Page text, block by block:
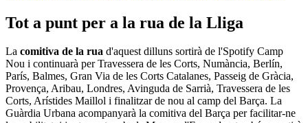
Tot a punt per a la rua de la Lliga
La comitiva de la rua d'aquest dilluns sortirà de l'Spotify Camp
Nou i continuarà per Travessera de les Corts, Numància, Berlín,
París, Balmes, Gran Via de les Corts Catalanes, Passeig de Gràcia,
Provença, Aribau, Londres, Avinguda de Sarrià, Travessera de les
Corts, Arístides Maillol i finalitzar de nou al camp del Barça. La
Guàrdia Urbana acompanyarà la comitiva del Barça per facilitar-ne